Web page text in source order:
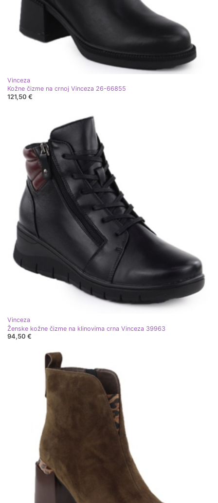
Vinceza
Kožne čizme na crnoj Vinceza 26-66855
121,50 €
Vinceza
Ženske kožne čizme na klinovima crna Vinceza 39963
94,50 €